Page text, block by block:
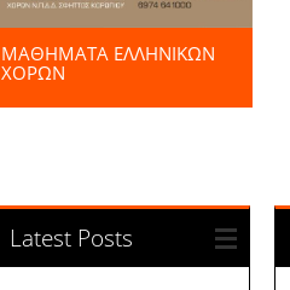
ΜΑΘΗΜΑΤΑ ΕΛΛΗΝΙΚΩΝ
ΧΟΡΩΝ
Latest Posts